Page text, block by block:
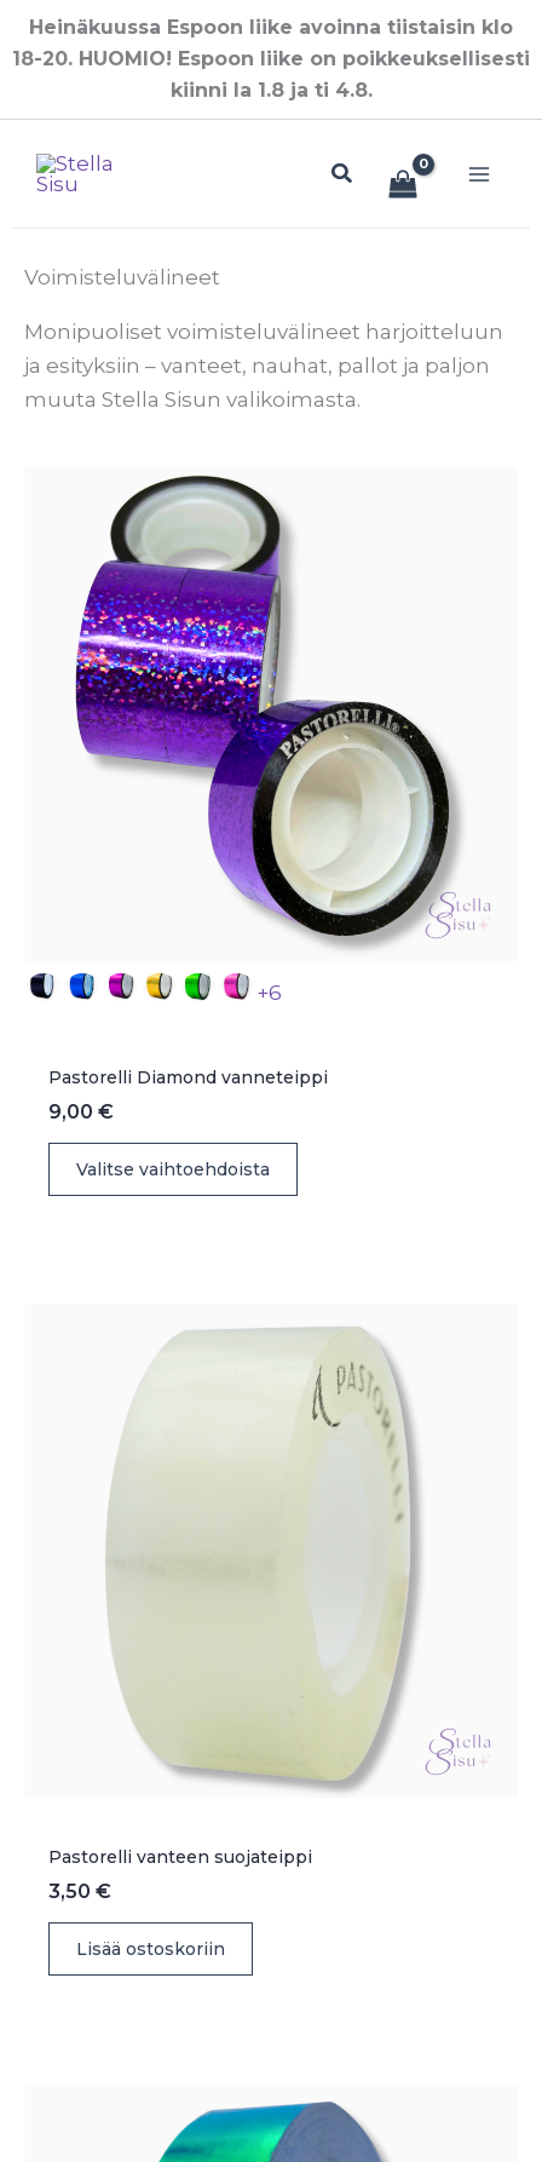
Siirry
sisältöön
Heinäkuussa Espoon liike avoinna tiistaisin klo
18-20. HUOMIO! Espoon liike on poikkeuksellisesti
kiinni la 1.8 ja ti 4.8.
Hae
Voimisteluvälineet
Monipuoliset voimisteluvälineet harjoitteluun
ja esityksiin – vanteet, nauhat, pallot ja paljon
muuta Stella Sisun valikoimasta.
+6
Pastorelli Diamond vanneteippi
9,00 €
Valitse vaihtoehdoista
Tällä
valinnat
tuotteen
Pastorelli vanteen suojateippi
3,50 €
Lisää ostoskoriin